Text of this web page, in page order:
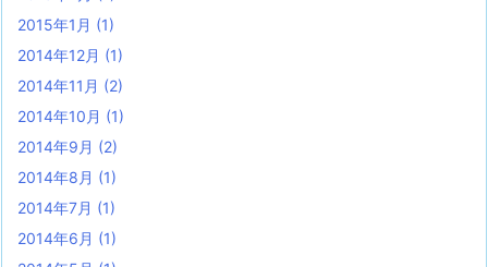
2015年1月 (1)
2014年12月 (1)
2014年11月 (2)
2014年10月 (1)
2014年9月 (2)
2014年8月 (1)
2014年7月 (1)
2014年6月 (1)